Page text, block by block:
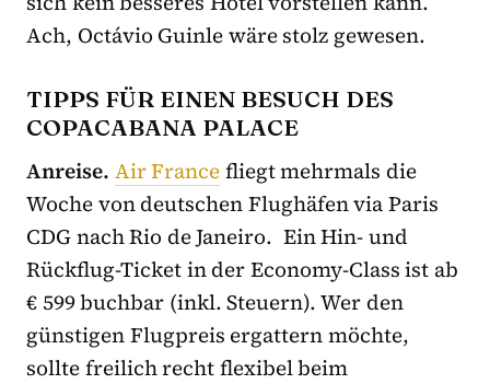
Ach, Octávio Guinle wäre stolz gewesen.
TIPPS FÜR EINEN BESUCH DES
COPACABANA PALACE
Anreise. Air Francefliegt mehrmals die
Woche von deutschen Flughäfen via Paris
CDG nach Rio de Janeiro. Ein Hin- und
Rückflug-Ticket in der Economy-Class ist ab
€ 599 buchbar (inkl. Steuern). Wer den
günstigen Flugpreis ergattern möchte,
sollte freilich recht flexibel beim